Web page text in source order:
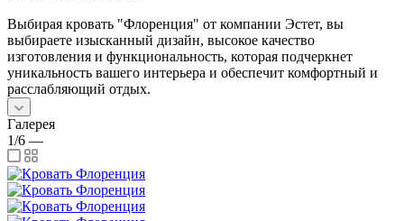
Выбирая кровать "Флоренция" от компании Эстет, вы
выбираете изысканный дизайн, высокое качество
изготовления и функциональность, которая подчеркнет
уникальность вашего интерьера и обеспечит комфортный и
расслабляющий отдых.
Галерея
1/6 —